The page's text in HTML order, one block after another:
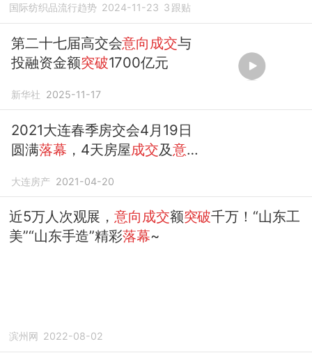
国际纺织品流行趋势 2024-11-23 3 跟贴
第二十七届高交会意向成交与
投融资金额突破1700亿元
新华社 2025-11-17
2021大连春季房交会4月19日
圆满落幕 ，4天房屋成交及意
大连房产 2021-04-20
近5万人次观展，意向成交额突破千万！“山东工
美”“山东手造”精彩落幕~
滨州网 2022-08-02